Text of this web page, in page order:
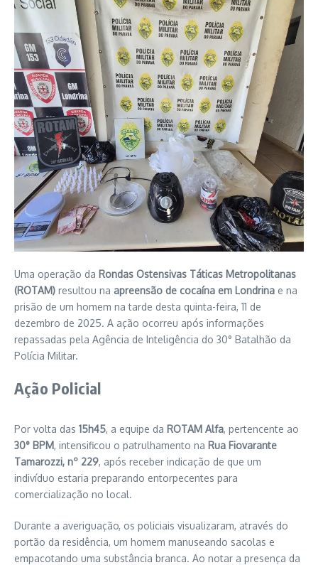
Uma operação da Rondas Ostensivas Táticas Metropolitanas
(ROTAM) resultou na apreensão de cocaína em Londrina e na
prisão de um homem na tarde desta quinta-feira, 11 de
dezembro de 2025. A ação ocorreu após informações
repassadas pela Agência de Inteligência do 30° Batalhão da
Polícia Militar.
Ação Policial
Por volta das 15h45, a equipe da ROTAM Alfa, pertencente ao
30° BPM, intensificou o patrulhamento na Rua Fiovarante
Tamarozzi, nº 229, após receber indicação de que um
indivíduo estaria preparando entorpecentes para
comercialização no local.
Durante a averiguação, os policiais visualizaram, através do
portão da residência, um homem manuseando sacolas e
empacotando uma substância branca. Ao notar a presença da